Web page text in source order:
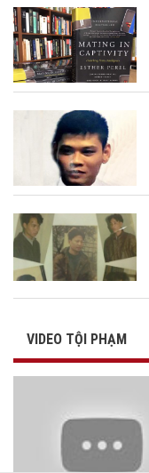
VIDEO TỘI PHẠM